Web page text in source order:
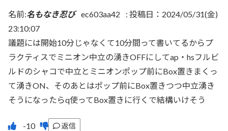
名前:名もなき忍び ec603aa42 : 投稿日：2024/05/31(金)
23:10:07
議題には開始10分じゃなくて10分間って書いてるからプ
ラクティスでミニオン中立の湧きOFFにしてap・hsフルビ
ルドのシャコで中立とミニオンポップ前にBox置きまくっ
て湧きON、そのあとはポップ前にBox置きつつ中立湧き
そうになったらq使ってBox置きに行くで結構いけそう
返信